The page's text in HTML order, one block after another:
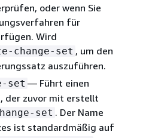
oder wenn Sie
für
Wird
change-set , um den
auszuführen.
set — Führt einen
der zuvor mit erstellt
set . Der Name
ist standardmäßig auf